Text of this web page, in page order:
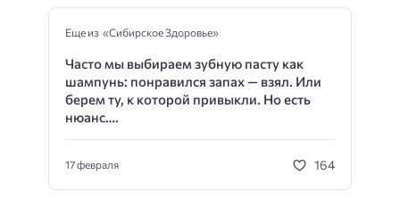
Еще из «Сибирское Здоровье»
Часто мы выбираем зубную пасту как
шампунь: понравился запах — взял. Или
берем ту, к которой привыкли. Но есть
нюанс….
17 февраля 164